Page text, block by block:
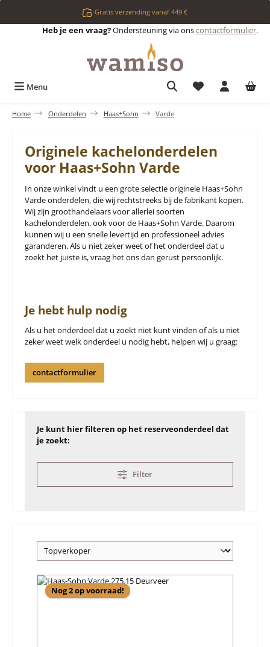
Ga naar de hoofdinhoudGratis verzending vanaf 449 €
Heb je een vraag?Ondersteuning via onscontactformulier.
Menu Je hebt 0 items
Home Onderdelen Haas+Sohn Varde
Originele kachelonderdelen
voor Haas+Sohn Varde
In onze winkel vindt u een grote selectie originele Haas+Sohn
Varde onderdelen, die wij rechtstreeks bij de fabrikant kopen.
Wij zijn groothandelaars voor allerlei soorten
kachelonderdelen, ook voor de Haas+Sohn Varde. Daarom
kunnen wij u een snelle levertijd en professioneel advies
garanderen. Als u niet zeker weet of het onderdeel dat u
zoekt het juiste is, vraag het ons dan gerust persoonlijk.
Je hebt hulp nodig
Als u het onderdeel dat u zoekt niet kunt vinden of als u niet
zeker weet welk onderdeel u nodig hebt, helpen wij u graag:
contactformulier
Je kunt hier filteren op het reserveonderdeel dat
je zoekt:
Filter
Nog 2 op voorraad!